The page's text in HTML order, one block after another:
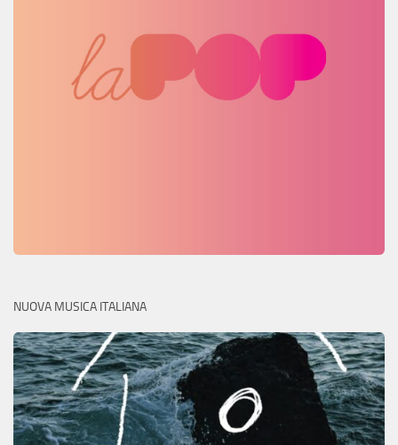
NUOVA MUSICA ITALIANA